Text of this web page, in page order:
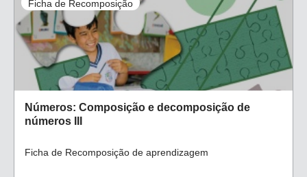
Ficha de Recomposição
Números: Composição e decomposição de
números III
Ficha de Recomposição de aprendizagem